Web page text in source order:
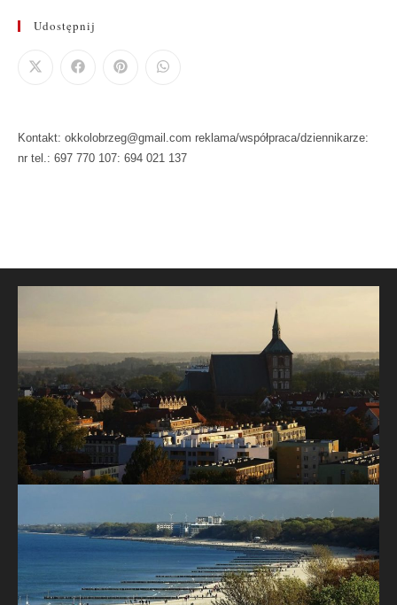
Udostępnij
Kontakt: okkolobrzeg@gmail.com reklama/współpraca/dziennikarze:
nr tel.: 697 770 107: 694 021 137